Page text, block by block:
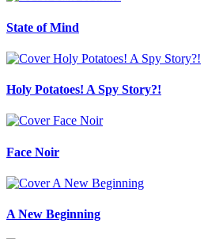
State of Mind
Holy Potatoes! A Spy Story?!
Face Noir
A New Beginning